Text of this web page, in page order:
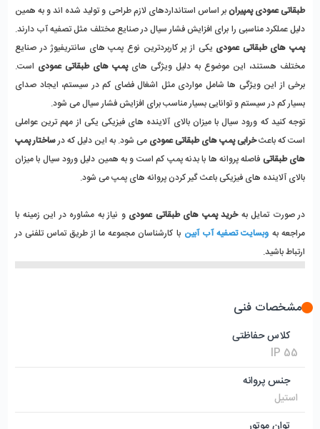
طبقاتی عمودی پمپیران
دلیل عملکرد مناسبی را برای افزایش فشار سیال در صنایع مختلف مثل تصفیه آب دارند.
پمپ های طبقاتی عمودی
مختلف هستند، این موضوع به دلیل ویژگی های پمپ های طبقاتی عمودی
بسیار کم در سیستم و توانایی بسیار مناسب برای افزایش فشار سیال می شود.
است که باعث خرابی پمپ های طبقاتی عمودی می شود. به این دلیل که در
های طبقاتی
بالای آلاینده های فیزیکی باعث گیر کردن پروانه های پمپ می شود.
در صورت تمایل به خرید پمپ های طبقاتی عمودی
مراجعه به وبسایت تصفیه آب آبین
ارتباط باشید.
مشخصات فنی
کلاس حفاظتی
IP 55
جنس پروانه
استیل